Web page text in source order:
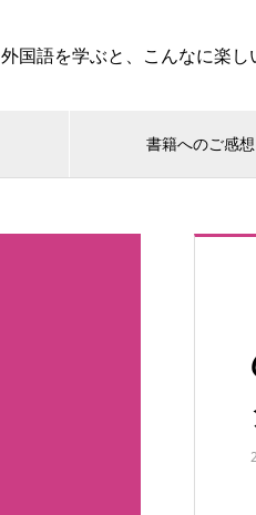
外国語を学ぶと、こんなに楽し
書籍へのご感想